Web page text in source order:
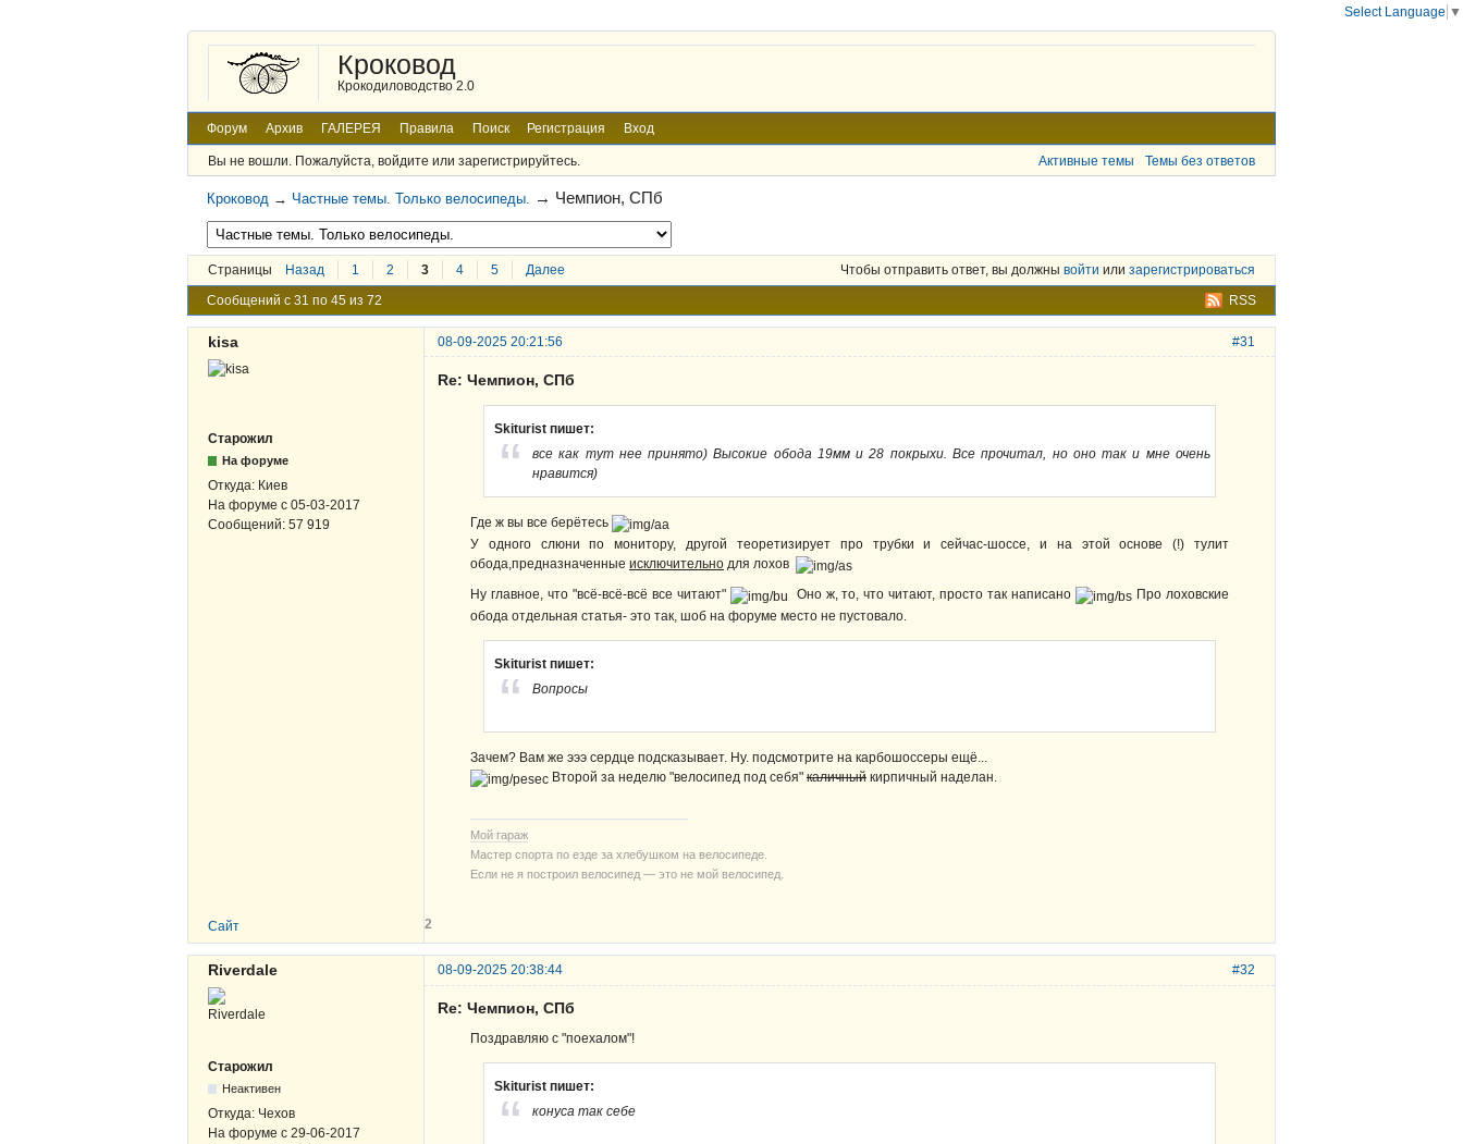
Кроковод
Крокодиловодство 2.0
Форум Архив ГАЛЕРЕЯ Правила Поиск Регистрация Вход
Вы не вошли. Пожалуйста, войдите или зарегистрируйтесь. Активные темы Темы без ответов
Кроковод → Частные темы. Только велосипеды. → Чемпион, СПб
Страницы Назад 1 2 3 4 5 Далее Чтобы отправить ответ, вы должны войти или зарегистрироваться
RSS
Сообщений с 31 по 45 из 72
#31
kisa 08-09-2025 20:21:56
Старожил
На форуме
Откуда: Киев
На форуме с 05-03-2017
Сообщений: 57 919
Re: Чемпион, СПб
Skiturist пишет:
все как тут нее принято) Высокие обода 19мм и 28 покрыхи. Все прочитал, но оно так и мне очень
нравится)
Где ж вы все берётесь
У одного слюни по монитору, другой теоретизирует про трубки и сейчас-шоссе, и на этой основе (!) тулит
обода,предназначенные исключительно для лохов
Ну главное, что "всё-всё-всё все читают" Оно ж, то, что читают, просто так написано
Про лоховские
обода отдельная статья- это так, шоб на форуме место не пустовало.
Skiturist пишет:
Вопросы
Зачем? Вам же эээ сердце подсказывает. Ну. подсмотрите на карбошоссеры ещё...
Второй за неделю "велосипед под себя" каличный кирпичный наделан.
Мой гараж
Мастер спорта по езде за хлебушком на велосипеде.
Если не я построил велосипед — это не мой велосипед.
Сайт 2
#32
Riverdale 08-09-2025 20:38:44
Старожил
Неактивен
Откуда: Чехов
На форуме с 29-06-2017
Re: Чемпион, СПб
Поздравляю с "поехалом"!
Skiturist пишет:
конуса так себе
Select Language ▼